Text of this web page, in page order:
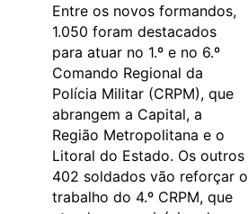
Entre os novos formandos,
1.050 foram destacados
para atuar no 1.º e no 6.º
Comando Regional da
Polícia Militar (CRPM), que
abrangem a Capital, a
Região Metropolitana e o
Litoral do Estado. Os outros
402 soldados vão reforçar o
trabalho do 4.º CRPM, que